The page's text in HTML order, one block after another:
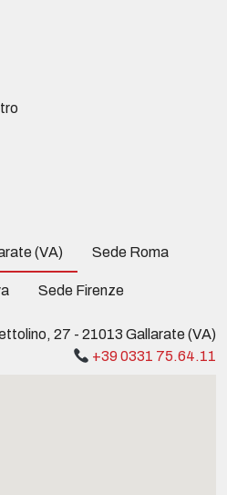
(VA) Sede Roma
Sede Firenze
27 - 21013 Gallarate (VA)
+39 0331 75.64.11